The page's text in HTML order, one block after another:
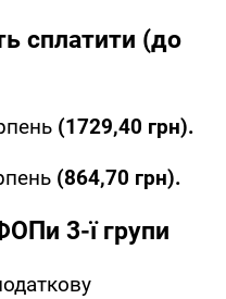
сплатити (до
(1729,40 грн).
(864,70 грн).
3-ї групи